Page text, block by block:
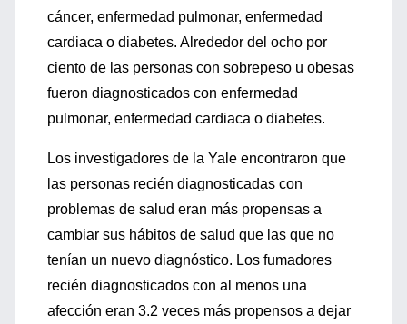
cáncer, enfermedad pulmonar, enfermedad
cardiaca o diabetes. Alrededor del ocho por
ciento de las personas con sobrepeso u obesas
fueron diagnosticados con enfermedad
pulmonar, enfermedad cardiaca o diabetes.
Los investigadores de la Yale encontraron que
las personas recién diagnosticadas con
problemas de salud eran más propensas a
cambiar sus hábitos de salud que las que no
tenían un nuevo diagnóstico. Los fumadores
recién diagnosticados con al menos una
afección eran 3.2 veces más propensos a dejar